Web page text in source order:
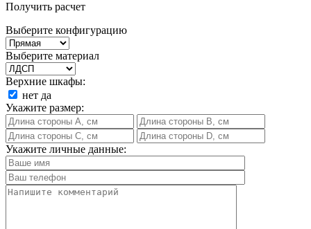
Получить расчет
Выберите конфигурацию
Выберите материал
Верхние шкафы:
нет да
Укажите размер:
Укажите личные данные: